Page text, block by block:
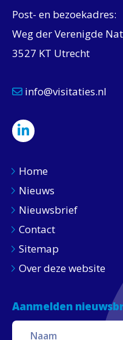
Post- en bezoekadres:
Weg der Verenigde
3527 KT Utrecht
info@visitaties.nl
Home
Nieuws
Nieuwsbrief
Contact
Sitemap
Over deze website
Aanmelden